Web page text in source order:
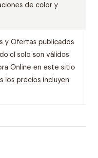
de color y
y Ofertas publicados
solo son válidos
Online en este sitio
los precios incluyen